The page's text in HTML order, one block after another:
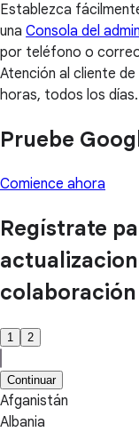
Establezca
una Consola del
por teléfono o
Atención al cliente
horas, todos los días.
Pruebe
Comience ahora
Regístrate
1 2
Continuar
Afganistán
Albania